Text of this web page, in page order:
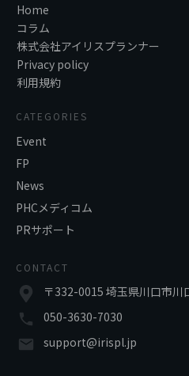
Home
コラム
株式会社アイリスプランナー
Privacy policy
利用規約
CATEGORIES
Event
FP
News
PHCメディコム
PRサポート
CONTACT
〒332-0015 埼玉県川口市
050-3630-7030
support@irispl.jp